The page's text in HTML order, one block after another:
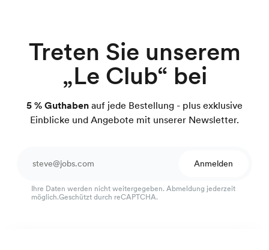
Treten Sie unserem
„Le Club“ bei
5 % Guthaben auf jede Bestellung - plus exklusive
Einblicke und Angebote mit unserer Newsletter.
Anmelden
Ihre Daten werden nicht weitergegeben. Abmeldung jederzeit
möglich.Geschützt durch reCAPTCHA.